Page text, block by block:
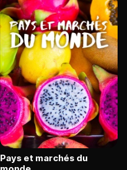
Pays et marchés du